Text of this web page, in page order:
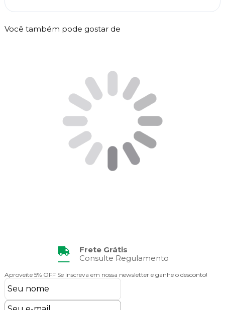
Você também pode gostar de
Frete Grátis
Consulte Regulamento
Aproveite 5% OFF Se inscreva em nossa newsletter e ganhe o desconto!